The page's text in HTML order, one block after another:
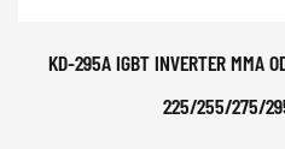
KD-295A IGBT INVERTER MMA
25/255/275/